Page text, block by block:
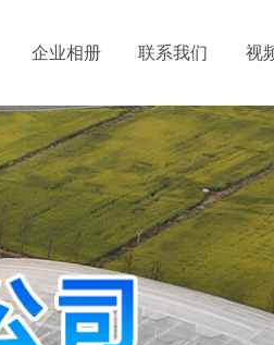
企业相册 联系我们 视